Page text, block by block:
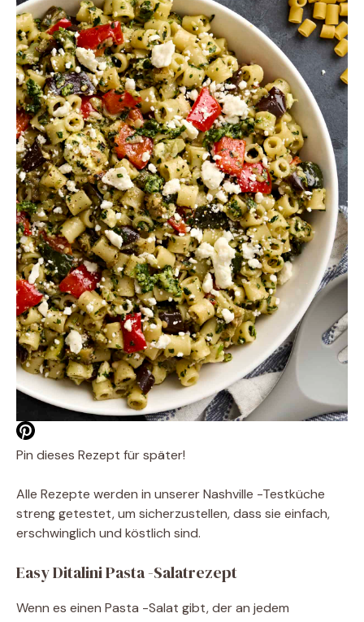
Pin dieses Rezept für später!
Alle Rezepte werden in unserer Nashville -Testküche
streng getestet, um sicherzustellen, dass sie einfach,
erschwinglich und köstlich sind.
Easy Ditalini Pasta -Salatrezept
Wenn es einen Pasta -Salat gibt, der an jedem